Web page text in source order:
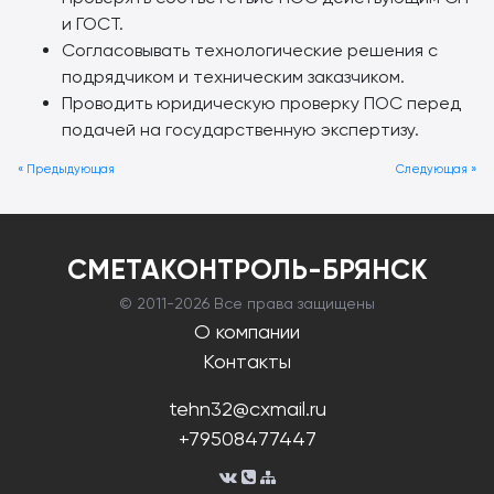
и ГОСТ.
Согласовывать технологические решения с
подрядчиком и техническим заказчиком.
Проводить юридическую проверку ПОС перед
подачей на государственную экспертизу.
Следующая »
« Предыдующая
СМЕТАКОНТРОЛЬ-БРЯНСК
© 2011-2026 Все права защищены
О компании
Контакты
tehn32@cxmail.ru
+79508477447